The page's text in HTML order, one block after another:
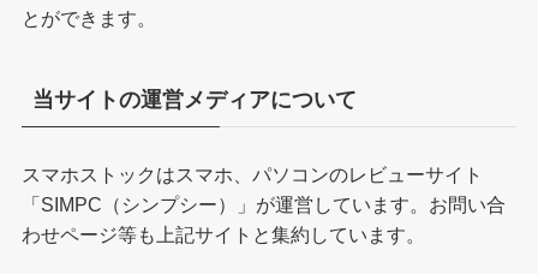
とができます。
当サイトの運営メディアについて
スマホストックはスマホ、パソコンのレビューサイト
「SIMPC（シンプシー）
」が運営しています。お問い合
わせページ等も上記サイトと集約しています。